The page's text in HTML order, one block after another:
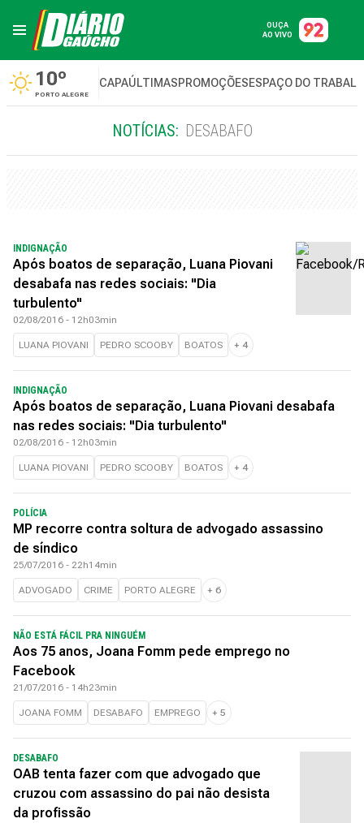
OUÇA
AO VIVO
10º
PORTO ALEGRE
CAPAÚLTIMASPROMOÇÕESESPAÇO DO
NOTÍCIAS: DESABAFO
INDIGNAÇÃO
Após boatos de separação, Luana Piovani
desabafa nas redes sociais: "Dia
turbulento"
02/08/2016 - 12h03min
LUANA PIOVANI PEDRO SCOOBY BOATOS + 4
INDIGNAÇÃO
Após boatos de separação, Luana Piovani desabafa
nas redes sociais: "Dia turbulento"
02/08/2016 - 12h03min
LUANA PIOVANI PEDRO SCOOBY BOATOS + 4
POLÍCIA
MP recorre contra soltura de advogado assassino
de síndico
25/07/2016 - 22h14min
ADVOGADO CRIME PORTO ALEGRE + 6
NÃO ESTÁ FÁCIL PRA NINGUÉM
Aos 75 anos, Joana Fomm pede emprego no
Facebook
21/07/2016 - 14h23min
JOANA FOMM DESABAFO EMPREGO + 5
DESABAFO
OAB tenta fazer com que advogado que
cruzou com assassino do pai não desista
da profissão